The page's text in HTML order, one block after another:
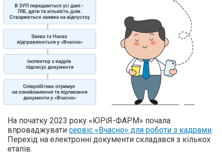
На початку 2023 року «ЮРіЯ-ФАРМ» почала
впроваджувати сервіс «Вчасно» для роботи з кадрами.
Перехід на електронні документи складався з кількох
етапів.